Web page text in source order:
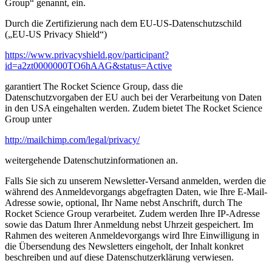
Group“ genannt, ein.
Durch die Zertifizierung nach dem EU-US-Datenschutzschild
(„EU-US Privacy Shield“)
https://www.privacyshield.gov/participant?
id=a2zt0000000TO6hAAG&status=Active
garantiert The Rocket Science Group, dass die
Datenschutzvorgaben der EU auch bei der Verarbeitung von Daten
in den USA eingehalten werden. Zudem bietet The Rocket Science
Group unter
http://mailchimp.com/legal/privacy/
weitergehende Datenschutzinformationen an.
Falls Sie sich zu unserem Newsletter-Versand anmelden, werden die
während des Anmeldevorgangs abgefragten Daten, wie Ihre E-Mail-
Adresse sowie, optional, Ihr Name nebst Anschrift, durch The
Rocket Science Group verarbeitet. Zudem werden Ihre IP-Adresse
sowie das Datum Ihrer Anmeldung nebst Uhrzeit gespeichert. Im
Rahmen des weiteren Anmeldevorgangs wird Ihre Einwilligung in
die Übersendung des Newsletters eingeholt, der Inhalt konkret
beschreiben und auf diese Datenschutzerklärung verwiesen.